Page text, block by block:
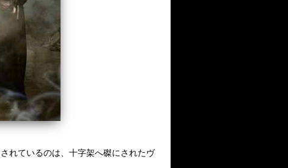
れているのは、十字架へ磔にされたヴ